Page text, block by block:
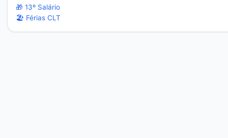
🎁 13º Salário
🏖️ Férias CLT